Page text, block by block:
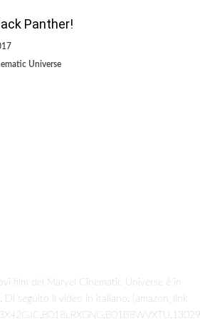
Panther!
Universe
film del Marvel Cinematic Universe è in
Di seguito il video in italiano. [amazon_link